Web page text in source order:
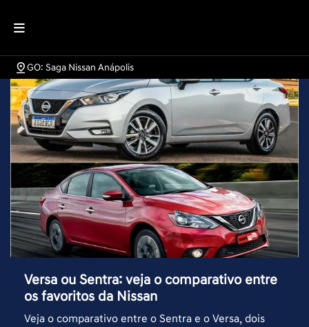
GO: Saga Nissan Anápolis
Versa ou Sentra: veja o comparativo entre
os favoritos da Nissan
Veja o comparativo entre o Sentra e o Versa, dois